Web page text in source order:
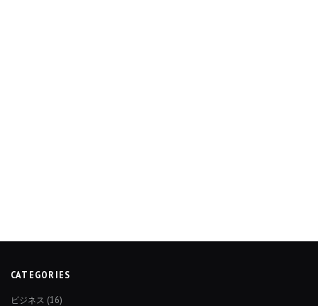
CATEGORIES
ビジネス (16)